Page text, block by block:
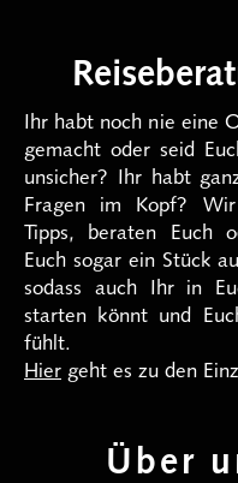
Ihr habt noch nie eine
gemacht oder seid
unsicher? Ihr habt
Fragen im Kopf?
Tipps, beraten Euch
Euch sogar ein Stück
sodass auch Ihr in
starten könnt und
fühlt.
Hier geht es zu den
Über